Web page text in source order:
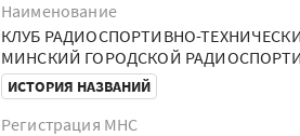
Наименование
КЛУБ РАДИОСПОРТИВНО-
МИНСКИЙ ГОРОДСКОЙ
ИСТОРИЯ НАЗВАНИЙ
Регистрация МНС